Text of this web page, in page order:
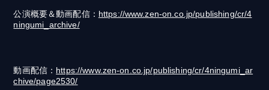
公演概要＆動画配信： https://www.zen-on.co.jp/publishing/cr/4
ningumi_archive/
動画配信： https://www.zen-on.co.jp/publishing/cr/4ningumi_ar
chive/page2530/